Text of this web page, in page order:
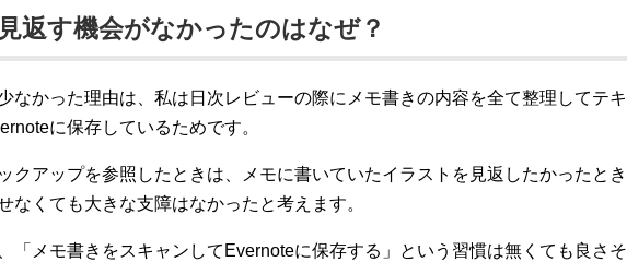
返す機会がなかったのはなぜ？
なかった理由は、私は日次レビューの際にメモ書きの内容を全て整理してテキ
に保存しているためです。
クアップを参照したときは、メモに書いていたイラストを見返したかったとき
なくても大きな支障はなかったと考えます。
「メモ書きをスキャンしてEvernoteに保存する」という習慣は無くても良さそ